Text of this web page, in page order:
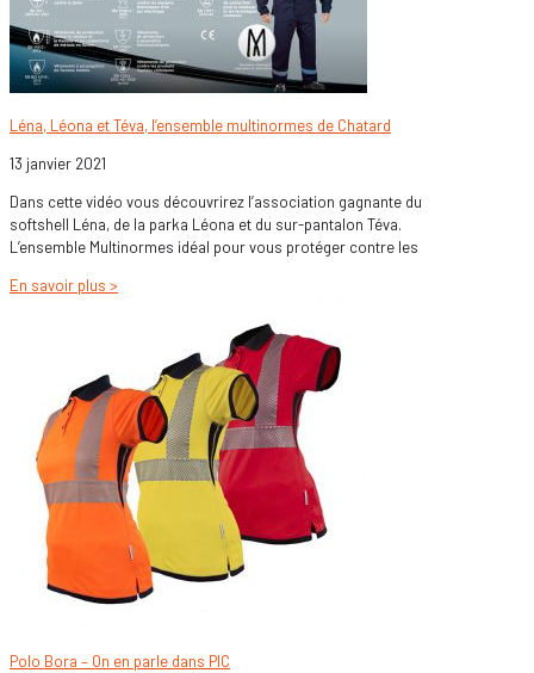
Léna, Léona et Téva, l’ensemble multinormes de Chatard
13 janvier 2021
Dans cette vidéo vous découvrirez l’association gagnante du
softshell Léna, de la parka Léona et du sur-pantalon Téva.
L’ensemble Multinormes idéal pour vous protéger contre les
En savoir plus >
Polo Bora – On en parle dans PIC